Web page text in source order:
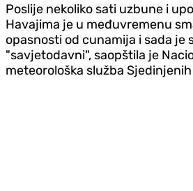
Poslije nekoliko sati uzbune i
Havajima je u međuvremenu
opasnosti od cunamija i sada je
"savjetodavni", saopštila je
meteorološka služba